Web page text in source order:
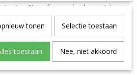
Nous livrons également à
to contact us. We also deliver also abroad.
zu kontaktieren. Wir liefern auch
24 30 or Mail:
CLIQUEZ ICI !
tonen Selectie toestaan
toestaan Nee, niet akkoord